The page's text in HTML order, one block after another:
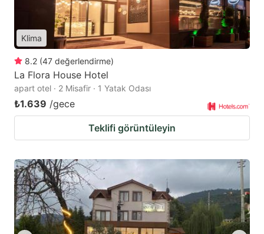
Klima
8.2 (47 değerlendirme)
La Flora House Hotel
apart otel · 2 Misafir · 1 Yatak Odası
₺1.639 /gece
Teklifi görüntüleyin